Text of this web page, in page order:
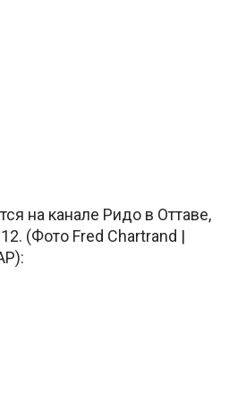
на канале Ридо в Оттаве,
(Фото Fred Chartrand |